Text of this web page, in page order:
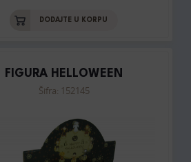
DODAJTE U KORPU
FIGURA HELLOWEEN
Šifra: 152145